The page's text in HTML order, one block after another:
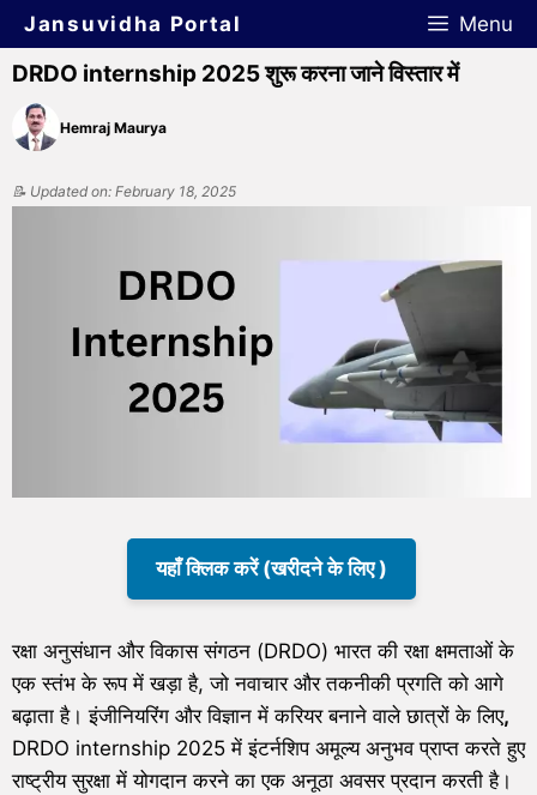
Jansuvidha Portal Menu
DRDO internship 2025 शुरू करना जाने विस्तार में
Hemraj Maurya
📝 Updated on: February 18, 2025
यहाँ क्लिक करें (खरीदने के लिए )
रक्षा अनुसंधान और विकास संगठन (DRDO) भारत की रक्षा क्षमताओं के
एक स्तंभ के रूप में खड़ा है, जो नवाचार और तकनीकी प्रगति को आगे
बढ़ाता है। इंजीनियरिंग और विज्ञान में करियर बनाने वाले छात्रों के लिए,
DRDO internship 2025 में इंटर्नशिप अमूल्य अनुभव प्राप्त करते हुए
राष्ट्रीय सुरक्षा में योगदान करने का एक अनूठा अवसर प्रदान करती है।